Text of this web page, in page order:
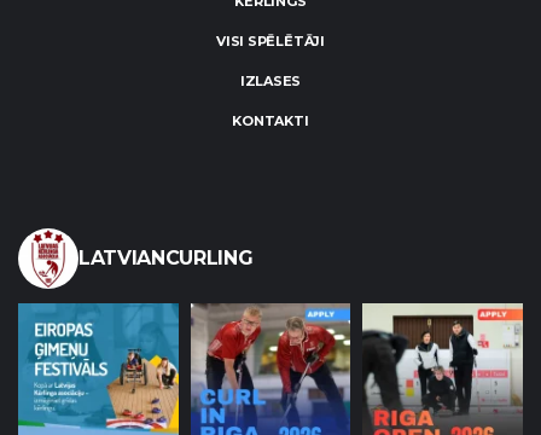
VISI SPĒLĒTĀJI
IZLASES
KONTAKTI
LATVIANCURLING